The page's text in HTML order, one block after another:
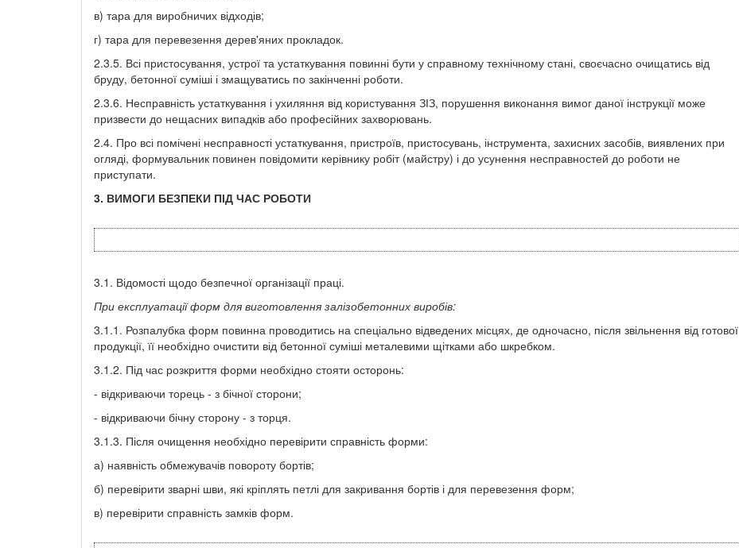
в) тара для виробничих відходів;
г) тара для перевезення дерев'яних прокладок.
2.3.5. Всі пристосування, устрої та устаткування повинні бути у справному технічному стані, своєчасно очищатись від
бруду, бетонної суміші і змащуватись по закінченні роботи.
2.3.6. Несправність устаткування і ухиляння від користування ЗІЗ, порушення виконання вимог даної інструкції може
призвести до нещасних випадків або професійних захворювань.
2.4. Про всі помічені несправності устаткування, пристроїв, пристосувань, інструмента, захисних засобів, виявлених при
огляді, формувальник повинен повідомити керівнику робіт (майстру) і до усунення несправностей до роботи не
приступати.
3. ВИМОГИ БЕЗПЕКИ ПІД ЧАС РОБОТИ
3.1. Відомості щодо безпечної організації праці.
При експлуатації форм для виготовлення залізобетонних виробів:
3.1.1. Розпалубка форм повинна проводитись на спеціально відведених місцях, де одночасно, після звільнення від готової
продукції, її необхідно очистити від бетонної суміші металевими щітками або шкребком.
3.1.2. Під час розкриття форми необхідно стояти осторонь:
- відкриваючи торець - з бічної сторони;
- відкриваючи бічну сторону - з торця.
3.1.3. Після очищення необхідно перевірити справність форми:
а) наявність обмежувачів повороту бортів;
б) перевірити зварні шви, які кріплять петлі для закривання бортів і для перевезення форм;
в) перевірити справність замків форм.